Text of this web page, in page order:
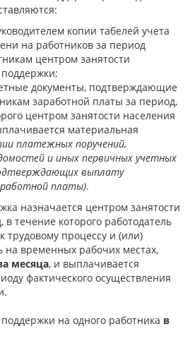
копии табелей учета
на работников за период
центром занятости
документы, подтверждающие
заработной платы за период,
центром занятости населения
материальная
платежных поручений,
и иных первичных учетных
выплату
платы).
назначается центром занятости
течение которого работодатель
трудовому процессу и (или)
на временных рабочих местах,
месяца, и выплачивается
фактического осуществления
на одного работника в